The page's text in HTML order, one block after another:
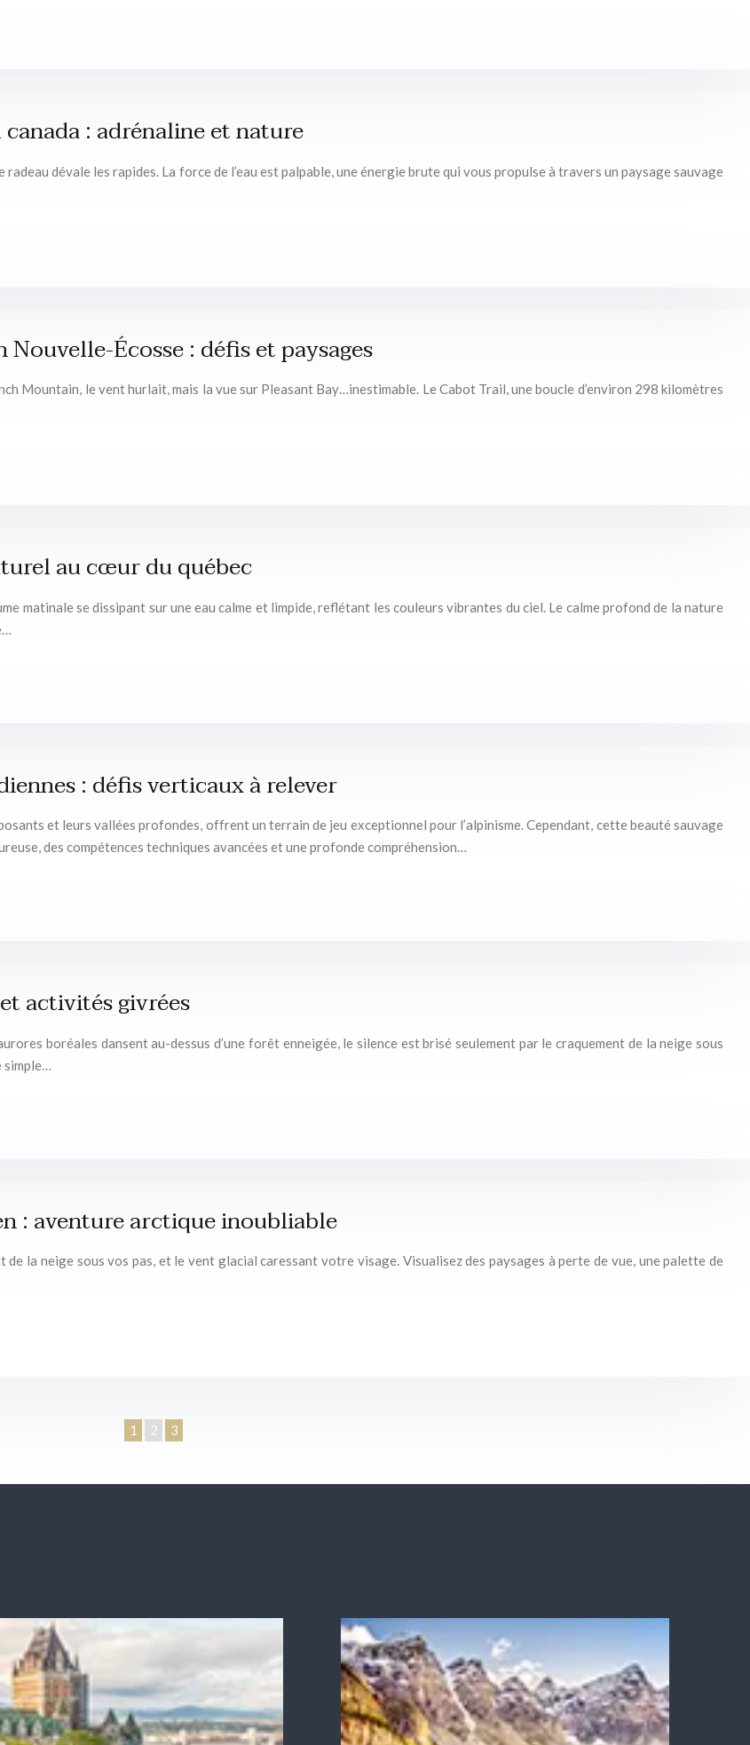
: adrénaline et nature
dévale les rapides. La force de l’eau est palpable, une énergie brute qui vous propulse à travers un paysage sauvage
Écosse : défis et paysages
Mountain, le vent hurlait, mais la vue sur Pleasant Bay…inestimable. Le Cabot Trail, une boucle d’environ 298 kilomètres
au cœur du québec
matinale se dissipant sur une eau calme et limpide, reflétant les couleurs vibrantes du ciel. Le calme profond de la nature
: défis verticaux à relever
et leurs vallées profondes, offrent un terrain de jeu exceptionnel pour l’alpinisme. Cependant, cette beauté sauvage
des compétences techniques avancées et une profonde compréhension…
activités givrées
boréales dansent au-dessus d’une forêt enneigée, le silence est brisé seulement par le craquement de la neige sous
: aventure arctique inoubliable
de la neige sous vos pas, et le vent glacial caressant votre visage. Visualisez des paysages à perte de vue, une palette de
1 2 3